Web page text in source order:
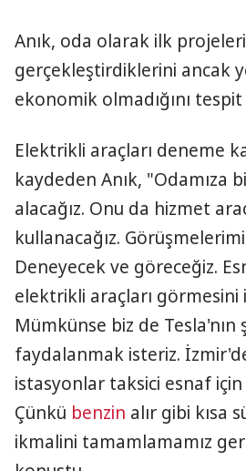
Anık, oda olarak ilk
gerçekleştirdiklerini ancak
ekonomik olmadığını
Elektrikli araçları deneme
kaydeden Anık, "Odamıza
alacağız. Onu da hizmet
kullanacağız.
Deneyecek ve göreceğiz.
elektrikli araçları görmesini
Mümkünse biz de
faydalanmak isteriz.
istasyonlar taksici esnaf
Çünkü benzin alır gibi kısa
ikmalini tamamlamamız